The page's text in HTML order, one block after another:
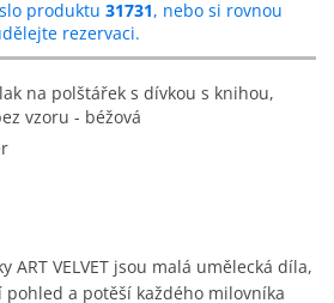
produktu 31731, nebo si rovnou
rezervaci.
vzoru - béžová
ART VELVET jsou malá umělecká díla,
a potěší každého milovníka